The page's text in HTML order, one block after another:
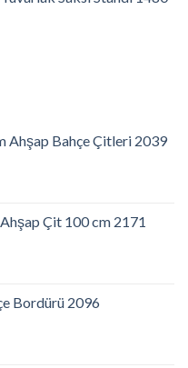
Ahşap Bahçe Çitleri 2039
Çit 100 cm 2171
Bordürü 2096